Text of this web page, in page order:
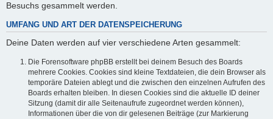
Besuchs gesammelt werden.
UMFANG UND ART DER DATENSPEICHERUNG
Deine Daten werden auf vier verschiedene Arten gesammelt:
Die Forensoftware phpBB erstellt bei deinem Besuch des Boards
mehrere Cookies. Cookies sind kleine Textdateien, die dein Browser als
temporäre Dateien ablegt und die zwischen den einzelnen Aufrufen des
Boards erhalten bleiben. In diesen Cookies sind die aktuelle ID deiner
Sitzung (damit dir alle Seitenaufrufe zugeordnet werden können),
Informationen über die von dir gelesenen Beiträge (zur Markierung